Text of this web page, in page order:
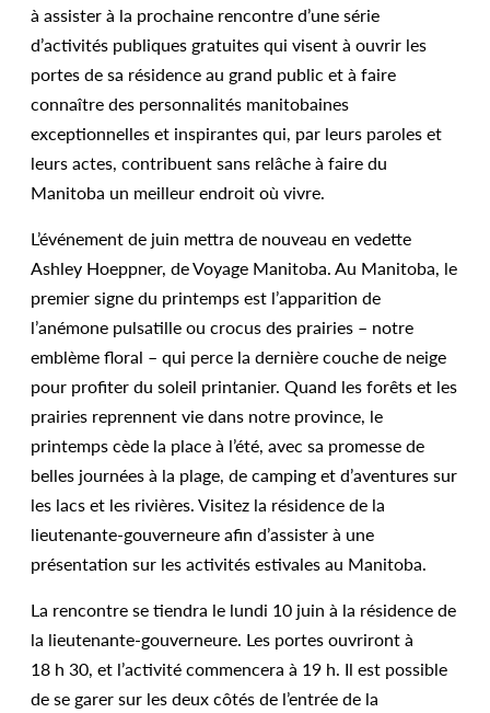
à assister à la prochaine rencontre d’une série
d’activités publiques gratuites qui visent à ouvrir les
portes de sa résidence au grand public et à faire
connaître des personnalités manitobaines
exceptionnelles et inspirantes qui, par leurs paroles et
leurs actes, contribuent sans relâche à faire du
Manitoba un meilleur endroit où vivre.
L’événement de juin mettra de nouveau en vedette
Ashley Hoeppner, de Voyage Manitoba. Au Manitoba, le
premier signe du printemps est l’apparition de
l’anémone pulsatille ou crocus des prairies – notre
emblème floral – qui perce la dernière couche de neige
pour profiter du soleil printanier. Quand les forêts et les
prairies reprennent vie dans notre province, le
printemps cède la place à l’été, avec sa promesse de
belles journées à la plage, de camping et d’aventures sur
les lacs et les rivières. Visitez la résidence de la
lieutenante-gouverneure afin d’assister à une
présentation sur les activités estivales au Manitoba.
La rencontre se tiendra le lundi 10 juin à la résidence de
la lieutenante-gouverneure. Les portes ouvriront à
18 h 30, et l’activité commencera à 19 h. Il est possible
de se garer sur les deux côtés de l’entrée de la